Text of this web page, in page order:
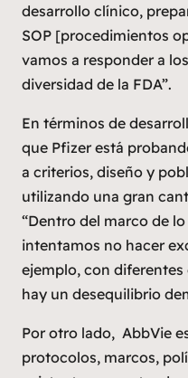
desarrollo clínico,
SOP [procedimientos
vamos a responder a
diversidad de la FDA”.
En términos de
que Pfizer está
a criterios, diseño y
utilizando una gran
“Dentro del marco de
intentamos no hacer
ejemplo, con
hay un desequilibrio
Por otro lado, AbbVie
protocolos, marcos,